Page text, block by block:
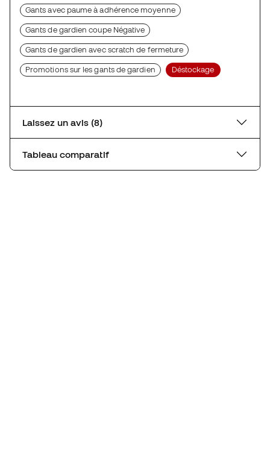
Gants avec paume à adhérence moyenne
Gants de gardien coupe Négative
Gants de gardien avec scratch de fermeture
Promotions sur les gants de gardien Déstockage
Laissez un avis (8)
Tableau comparatif